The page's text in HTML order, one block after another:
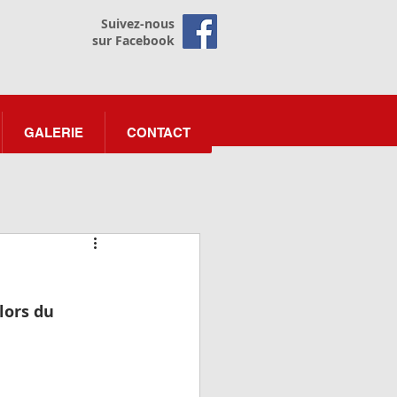
Suivez-nous
sur Facebook
GALERIE CONTACT
du